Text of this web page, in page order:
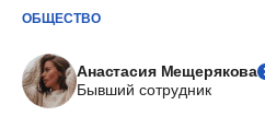
ОБЩЕСТВО
Анастасия Мещерякова
Бывший сотрудник